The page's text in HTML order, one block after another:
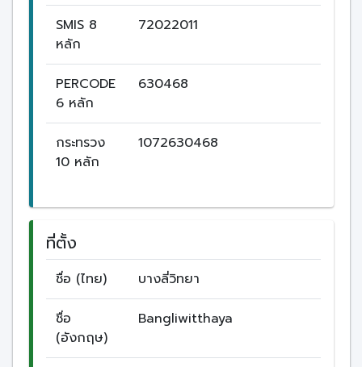
SMIS 8
หลัก
72022011
PERCODE
6 หลัก
630468
กระทรวง
10 หลัก
1072630468
ที่ตั้ง
ชื่อ (ไทย) บางลี่วิทยา
ชื่อ
(อังกฤษ)
Bangliwitthaya